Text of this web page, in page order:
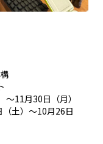
11月30日（月）
土）〜10月26日